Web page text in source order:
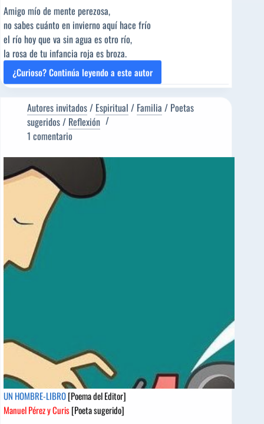
Amigo mío de mente perezosa,
no sabes cuánto en invierno aquí hace frío
el río hoy que va sin agua es otro río,
la rosa de tu infancia roja es broza.
¿Curioso? Continúa leyendo a este autor
AMIGO
DE
MENTE
PEREZOSA
[Poema
Editor]
Gutierrez
Román
Autores invitados / Espiritual / Familia / Poetas
sugeridos/Reflexión
1 comentario
UN HOMBRE-LIBRO[Poema del Editor]
Manuel Pérez y Curis[Poeta sugerido]